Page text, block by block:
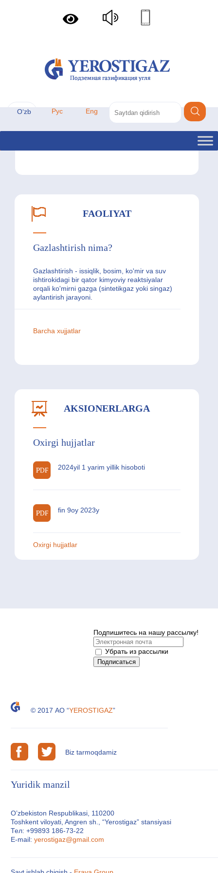
Oʻzb Рус Eng
FAOLIYAT
Gazlashtirish nima?
Gazlashtirish - issiqlik, bosim, ko'mir va suv
ishtirokidagi bir qator kimyoviy reaktsiyalar
orqali ko'mirni gazga (sintetikgaz yoki singaz)
aylantirish jarayoni.
Barcha xujjatlar
AKSIONERLARGA
Oxirgi hujjatlar
2024yil 1 yarim yillik hisoboti
fin 9oy 2023y
Oxirgi hujjatlar
Подпишитесь на нашу рассылку!
Убрать из рассылки
© 2017 АО “YEROSTIGAZ”
Biz tarmoqdamiz
Yuridik manzil
O’zbekiston Respublikasi, 110200
Toshkent viloyati, Angren sh., “Yerostigaz” stansiyasi
Тел: +99893 186-73-22
E-mail:yerostigaz@gmail.com